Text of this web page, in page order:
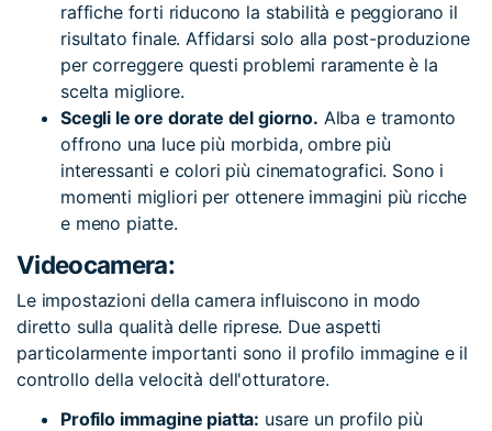
raffiche forti riducono la stabilità e peggiorano il
risultato finale. Affidarsi solo alla post-produzione
per correggere questi problemi raramente è la
scelta migliore.
Scegli le ore dorate del giorno. Alba e tramonto
offrono una luce più morbida, ombre più
interessanti e colori più cinematografici. Sono i
momenti migliori per ottenere immagini più ricche
e meno piatte.
Videocamera:
Le impostazioni della camera influiscono in modo
diretto sulla qualità delle riprese. Due aspetti
particolarmente importanti sono il profilo immagine e il
controllo della velocità dell'otturatore.
Profilo immagine piatta: usare un profilo più